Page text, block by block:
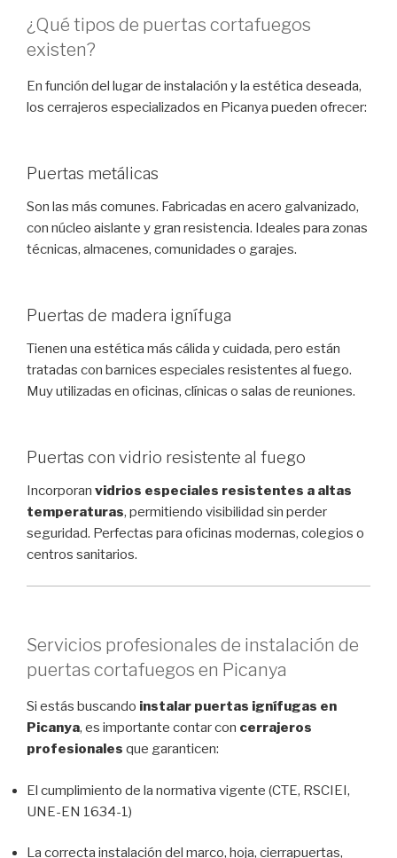
¿Qué tipos de puertas cortafuegos
existen?
En función del lugar de instalación y la estética deseada,
los cerrajeros especializados en Picanya pueden ofrecer:
Puertas metálicas
Son las más comunes. Fabricadas en acero galvanizado,
con núcleo aislante y gran resistencia. Ideales para zonas
técnicas, almacenes, comunidades o garajes.
Puertas de madera ignífuga
Tienen una estética más cálida y cuidada, pero están
tratadas con barnices especiales resistentes al fuego.
Muy utilizadas en oficinas, clínicas o salas de reuniones.
Puertas con vidrio resistente al fuego
Incorporan vidrios especiales resistentes a altas
temperaturas, permitiendo visibilidad sin perder
seguridad. Perfectas para oficinas modernas, colegios o
centros sanitarios.
Servicios profesionales de instalación de
puertas cortafuegos en Picanya
Si estás buscando instalar puertas ignífugas en
Picanya, es importante contar con cerrajeros
profesionales que garanticen:
El cumplimiento de la normativa vigente (CTE, RSCIEI,
UNE-EN 1634-1)
La correcta instalación del marco, hoja, cierrapuertas,